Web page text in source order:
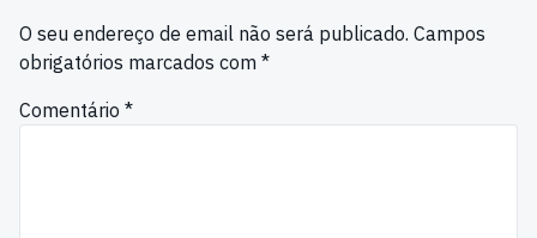
O seu endereço de email não será publicado. Campos
obrigatórios marcados com *
Comentário *